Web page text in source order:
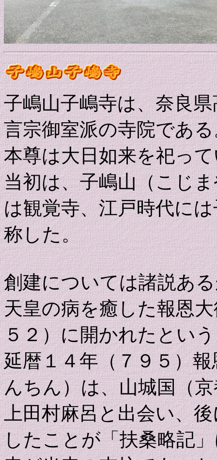
子嶋山子嶋寺は、奈良
言宗御室派の寺院であ
本尊は大日如来を祀っ
当初は、子嶋山（こじ
は観覚寺、江戸時代に
称した。
創建については諸説あ
天皇の病を癒した報恩
５２）に開かれたとい
延暦１４年（７９５）
んちん）は、山城国（
上田村麻呂と出会い、
したことが「扶桑略記